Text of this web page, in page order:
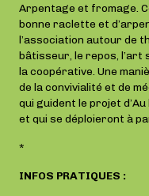
Arpentage et fromage.
bonne raclette et
l’association autour de
bâtisseur, le repos, l’art
la coopérative. Une
de la convivialité et de
qui guident le projet
et qui se déploieront à
*
INFOS PRATIQUES :